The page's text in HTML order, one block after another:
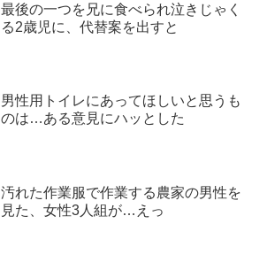
最後の一つを兄に食べられ泣きじゃく
る2歳児に、代替案を出すと
男性用トイレにあってほしいと思うも
のは…ある意見にハッとした
汚れた作業服で作業する農家の男性を
見た、女性3人組が…えっ